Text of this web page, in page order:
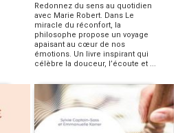
Redonnez du sens au quotidien
avec Marie Robert. Dans Le
miracle du réconfort, la
philosophe propose un voyage
apaisant au cœur de nos
émotions. Un livre inspirant qui
célèbre la douceur, l’écoute et ...